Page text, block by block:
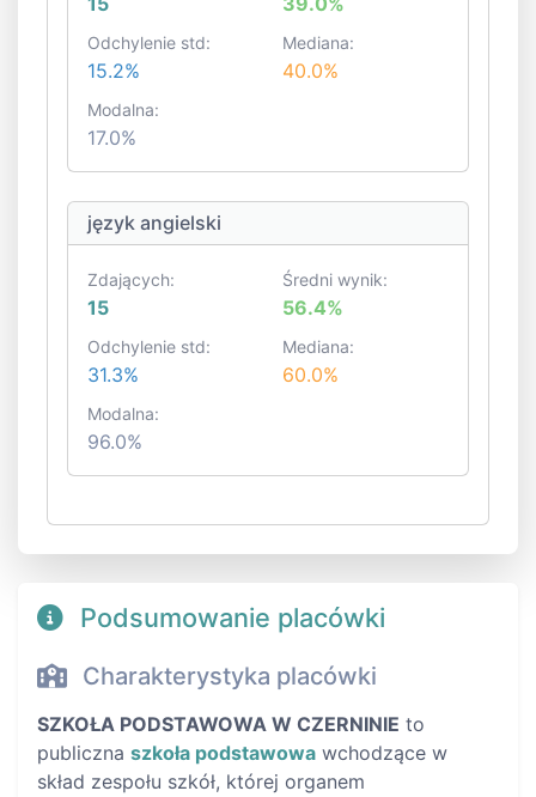
Odchylenie std:
15.2%
Mediana:
40.0%
Modalna:
17.0%
język angielski
Zdających:
15
Średni wynik:
56.4%
Odchylenie std:
31.3%
Mediana:
60.0%
Modalna:
96.0%
Podsumowanie placówki
Charakterystyka placówki
SZKOŁA PODSTAWOWA W CZERNINIE to
publiczna szkoła podstawowa wchodzące w
skład zespołu szkół, której organem